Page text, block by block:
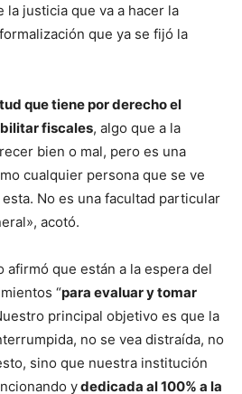
la justicia que va a hacer la
que ya se fijó la
que tiene por derecho el
fiscales, algo que a la
bien o mal, pero es una
cualquier persona que se ve
No es una facultad particular
acotó.
afirmó que están a la espera del
“para evaluar y tomar
principal objetivo es que la
no se vea distraída, no
sino que nuestra institución
ydedicada al 100% a la